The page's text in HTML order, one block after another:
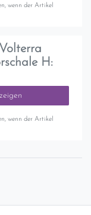
wenn der Artikel
H:
wenn der Artikel